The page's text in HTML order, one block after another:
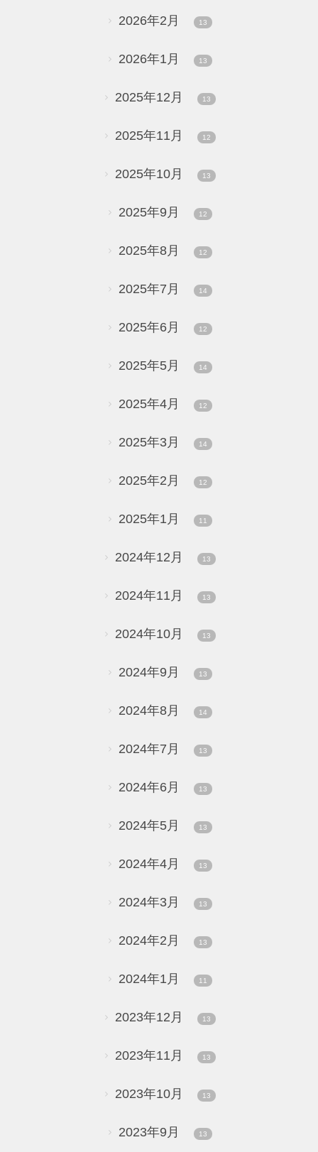
2026年2月 13
2026年1月 13
2025年12月 13
2025年11月 12
2025年10月 13
2025年9月 12
2025年8月 12
2025年7月 14
2025年6月 12
2025年5月 14
2025年4月 12
2025年3月 14
2025年2月 12
2025年1月 11
2024年12月 13
2024年11月 13
2024年10月 13
2024年9月 13
2024年8月 14
2024年7月 13
2024年6月 13
2024年5月 13
2024年4月 13
2024年3月 13
2024年2月 13
2024年1月 11
2023年12月 13
2023年11月 13
2023年10月 13
2023年9月 13